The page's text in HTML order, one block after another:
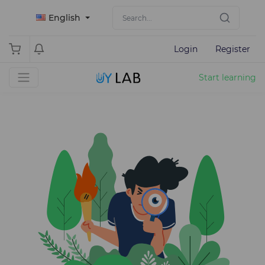
English
Login Register
Start learning